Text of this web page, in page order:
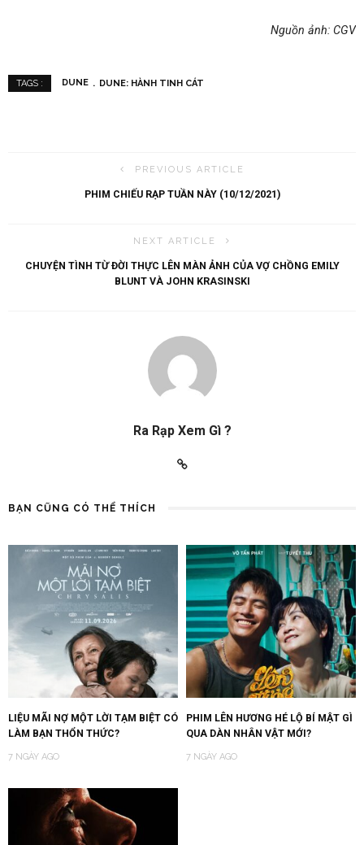
Nguồn ảnh: CGV
TAGS : DUNE DUNE: HÀNH TINH CÁT
PREVIOUS ARTICLE
PHIM CHIẾU RẠP TUẦN NÀY (10/12/2021)
NEXT ARTICLE
CHUYỆN TÌNH TỪ ĐỜI THỰC LÊN MÀN ẢNH CỦA VỢ CHỒNG EMILY
BLUNT VÀ JOHN KRASINSKI
Ra Rạp Xem Gì ?
BẠN CŨNG CÓ THỂ THÍCH
LIỆU MÃI NỢ MỘT LỜI TẠM BIỆT CÓ
LÀM BẠN THỔN THỨC?
7 NGÀY AGO
PHIM LÊN HƯƠNG HÉ LỘ BÍ MẬT GÌ
QUA DÀN NHÂN VẬT MỚI?
7 NGÀY AGO